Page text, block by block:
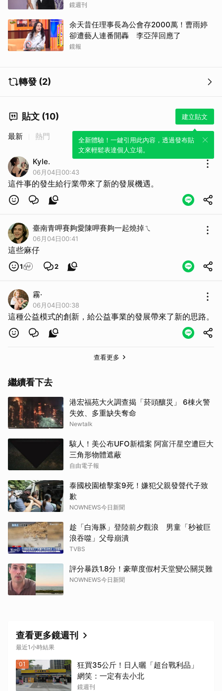
鏡週刊
余天昔任理事長為公會存2000萬！曹雨婷
卻遭藝人連番開轟 李亞萍回應了
鏡報
轉發 (2)
貼文 (10) 建立貼文
全新體驗！一鍵引用此內容，透過發布貼
文來輕鬆表達個人立場。
最新 熱門
Kyle.
06月04日00:43
這件事的發生給行業帶來了新的發展機遇。
臺南青呷賽夠愛陳呷賽夠一起燒掉ㄟ
06月04日00:41
這些麻仔
1 2
霧·
06月04日00:38
這種公益模式的創新，給公益事業的發展帶來了新的思路。
查看更多
繼續看下去
港宏福苑大火調查揭「菸頭釀災」 6棟火警
失效、多重缺失奪命
Newtalk
駭人！美公布UFO新檔案 阿富汗星空遭巨大
三角形物體遮蔽
自由電子報
泰國校園槍擊案9死！嫌犯父親發聲代子致
歉
NOWNEWS今日新聞
趁「白海豚」登陸前夕觀浪 男童「秒被巨
浪吞噬」父母崩潰
TVBS
評分暴跌1.8分！豪華度假村天堂變公關災難
NOWNEWS今日新聞
查看更多鏡週刊
最近1小時結果
01
狂買35公斤！日人曬「超台戰利品」
網笑：一定有去小北
鏡週刊